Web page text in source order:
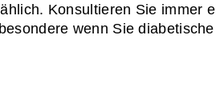
Konsultieren Sie immer
wenn Sie